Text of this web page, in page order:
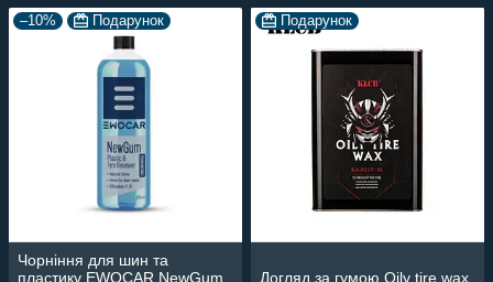
–10% Подарунок
Чорніння для шин та
пластику EWOCAR NewGum
Подарунок
Догляд за гумою Oily tire wax